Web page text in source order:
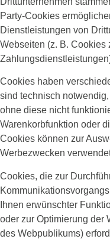
Party-Cookies
Dienstleistungen von
Webseiten (z. B. Cookies
Cookies haben
sind technisch
ohne diese nicht
Warenkorbfunktion oder
Cookies können zur
Werbezwecken
Cookies, die zur
Ihnen erwünschter
oder zur Optimierung der
des Webpublikums)